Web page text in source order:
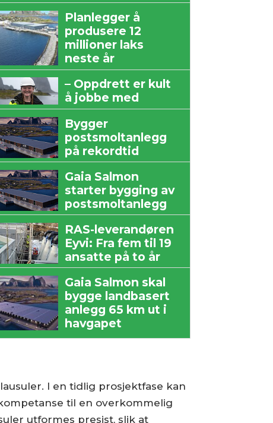
Planlegger å
produsere 12
millioner laks
neste år
– Oppdrett er kult
å jobbe med
Bygger
postsmoltanlegg
på rekordtid
Gaia Salmon
starter bygging av
postsmoltanlegg
RAS-leverandøren
Eyvi: Fra fem til 19
ansatte på to år
Gaia Salmon skal
bygge landbasert
anlegg 65 km ut i
havgapet
I en tidlig prosjektfase kan
til en overkommelig
utformes presist, slik at